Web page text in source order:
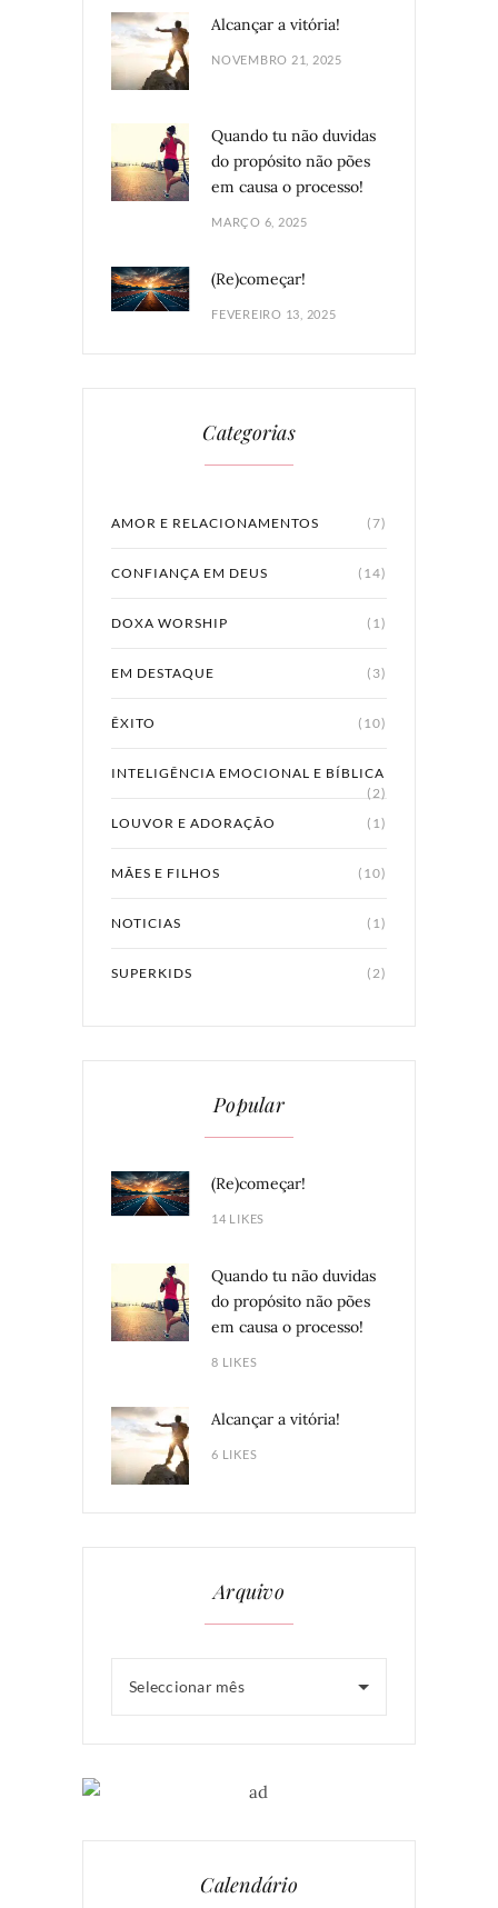
Alcançar a vitória!
NOVEMBRO 21, 2025
Quando tu não duvidas
do propósito não pões
em causa o processo!
MARÇO 6, 2025
(Re)começar!
FEVEREIRO 13, 2025
Categorias
AMOR E RELACIONAMENTOS (7)
CONFIANÇA EM DEUS (14)
DOXA WORSHIP (1)
EM DESTAQUE (3)
ÊXITO (10)
INTELIGÊNCIA EMOCIONAL E BÍBLICA
(2)
LOUVOR E ADORAÇÃO
(1)
MÃES E FILHOS (10)
NOTICIAS (1)
SUPERKIDS (2)
Popular
(Re)começar!
14 LIKES
Quando tu não duvidas
do propósito não pões
em causa o processo!
8 LIKES
Alcançar a vitória!
6 LIKES
Arquivo
Seleccionar mês
Calendário